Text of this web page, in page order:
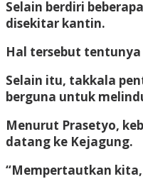
Selain berdiri
disekitar kantin.
Hal tersebut
Selain itu, takkala
berguna untuk
Menurut Prasetyo,
datang ke Kejagung.
“Mempertautkan